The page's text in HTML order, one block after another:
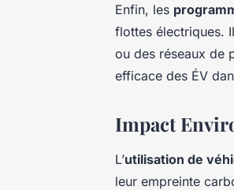
Enfin, les
flottes électriques.
ou des réseaux de
efficace des ÉV
Impact
L’utilisation de
leur empreinte